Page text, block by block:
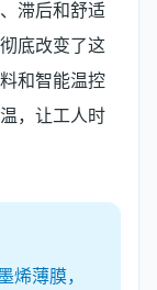
滞后和舒适
底改变了这
和智能温控
，让工人时
烯薄膜，